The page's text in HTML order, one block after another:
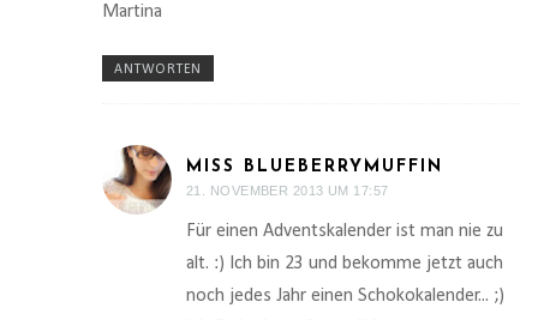
Martina
ANTWORTEN
MISS BLUEBERRYMUFFIN
21. NOVEMBER 2013 UM 17:57
Für einen Adventskalender ist man nie zu
alt. :) Ich bin 23 und bekomme jetzt auch
noch jedes Jahr einen Schokokalender... ;)